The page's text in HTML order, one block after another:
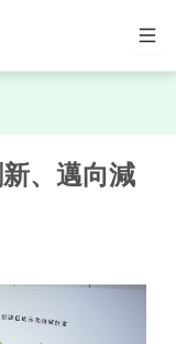
、邁向減